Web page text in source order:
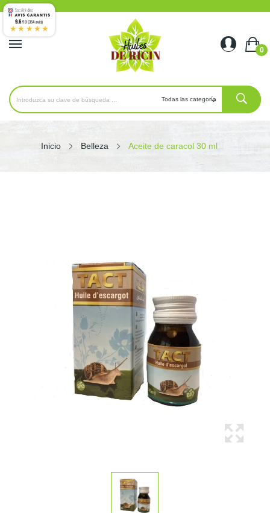
0
Inicio Belleza Aceite de caracol 30 ml
9.6/10 (354 avis)
★★★★★